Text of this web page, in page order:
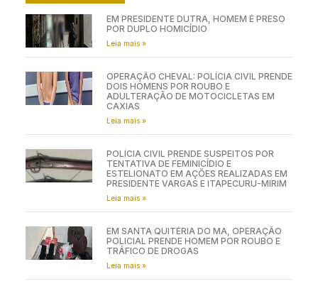
EM PRESIDENTE DUTRA, HOMEM É PRESO
POR DUPLO HOMICÍDIO
Leia mais »
OPERAÇÃO CHEVAL: POLÍCIA CIVIL PRENDE
DOIS HOMENS POR ROUBO E
ADULTERAÇÃO DE MOTOCICLETAS EM
CAXIAS
Leia mais »
POLÍCIA CIVIL PRENDE SUSPEITOS POR
TENTATIVA DE FEMINICÍDIO E
ESTELIONATO EM AÇÕES REALIZADAS EM
PRESIDENTE VARGAS E ITAPECURU-MIRIM
Leia mais »
EM SANTA QUITÉRIA DO MA, OPERAÇÃO
POLICIAL PRENDE HOMEM POR ROUBO E
TRÁFICO DE DROGAS
Leia mais »